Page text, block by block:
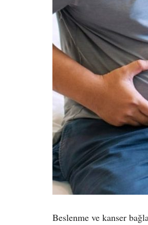
Beslenme ve kanser